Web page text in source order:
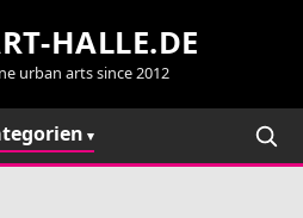
HALLE.DE
urban arts since 2012